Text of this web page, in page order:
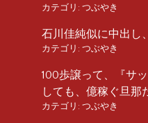
カテゴリ: つぶやき
石川佳純似に中出し
カテゴリ: つぶやき
100歩譲って、『サ
しても、億稼ぐ旦那
カテゴリ: つぶやき